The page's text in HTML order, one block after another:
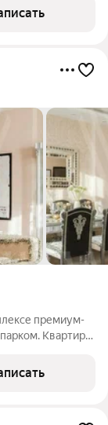
и санузлом,
премиум-
Квартира
потолки